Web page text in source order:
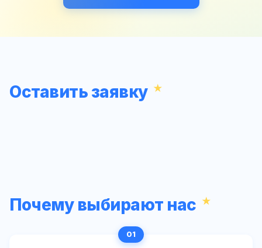
Оставить заявку
Почему выбирают нас